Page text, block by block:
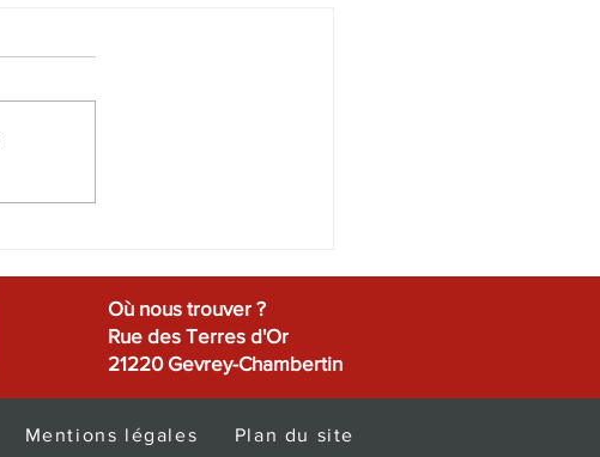
Où nous trouver ?
Rue des Terres d'Or
21220 Gevrey-Chambertin
Mentions légales Plan du site